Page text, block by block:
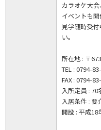
カラオケ大
イベントも開
見学随時受
い。
所在地 : 〒
TEL : 0794-
FAX : 0794-
入所定員 : 70
入居条件 :
開設 : 平成18